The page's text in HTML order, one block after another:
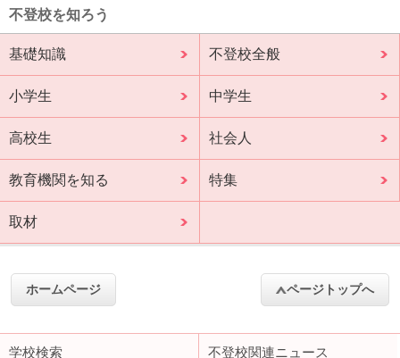
不登校を知ろう
基礎知識 不登校全般
小学生 中学生
高校生 社会人
教育機関を知る 特集
取材
ホームページ ページトップへ
学校検索 不登校関連ニュース